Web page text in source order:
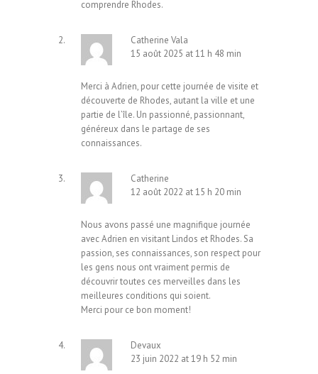
comprendre Rhodes.
Catherine Vala
15 août 2025 at 11 h 48 min
Merci à Adrien, pour cette journée de visite et
découverte de Rhodes, autant la ville et une
partie de l’île. Un passionné, passionnant,
généreux dans le partage de ses
connaissances.
Catherine
12 août 2022 at 15 h 20 min
Nous avons passé une magnifique journée
avec Adrien en visitant Lindos et Rhodes. Sa
passion, ses connaissances, son respect pour
les gens nous ont vraiment permis de
découvrir toutes ces merveilles dans les
meilleures conditions qui soient.
Merci pour ce bon moment!
Devaux
23 juin 2022 at 19 h 52 min